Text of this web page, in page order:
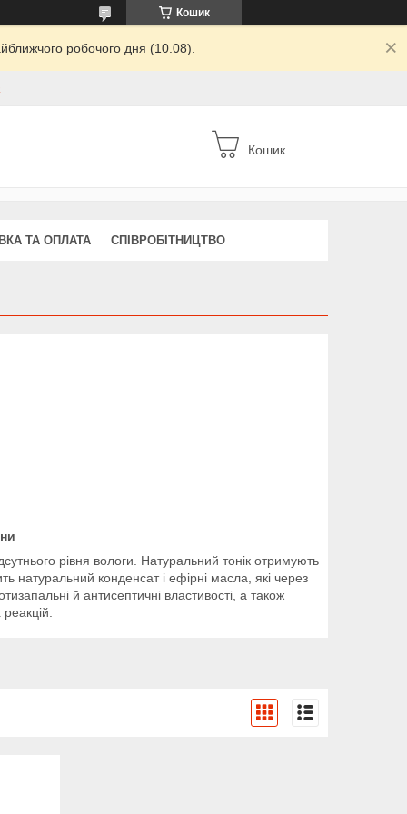
Кошик
робочого дня (10.08).
Кошик
ТА ОПЛАТА СПІВРОБІТНИЦТВО
рівня вологи. Натуральний тонік отримують
натуральний конденсат і ефірні масла, які через
й антисептичні властивості, а також